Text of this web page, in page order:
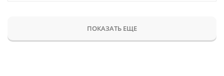
ПОКАЗАТЬ ЕЩЕ